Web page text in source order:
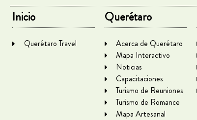
Inicio
Querétaro Travel
Querétaro
Acerca de Querétaro
Mapa Interactivo
Noticias
Capacitaciones
Turismo de Reuniones
Turismo de Romance
Mapa Artesanal